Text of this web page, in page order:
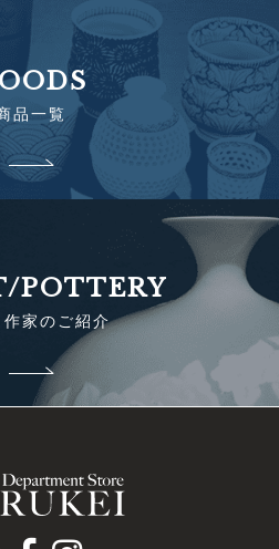
品一覧
POTTERY
作家のご紹介